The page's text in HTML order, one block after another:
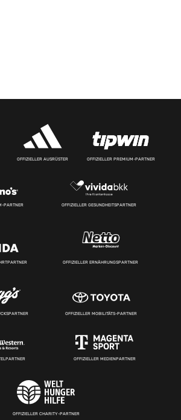
OFFIZIELLER AUSRÜSTER OFFIZIELLER PREMIUM-PARTNER
PARTNER OFFIZIELLER GESUNDHEITSPARTNER
OFFIZIELLER ERNÄHRUNGSPARTNER
OFFIZIELLER MOBILITÄTS-PARTNER
OFFIZIELLER MEDIENPARTNER
OFFIZIELLER CHARITY-PARTNER